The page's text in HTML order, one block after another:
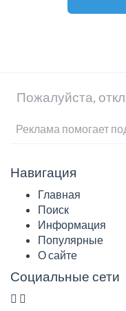
Пожалуйста,
Навигация
Главная
Поиск
Информация
Популярные
О сайте
Социальные сети